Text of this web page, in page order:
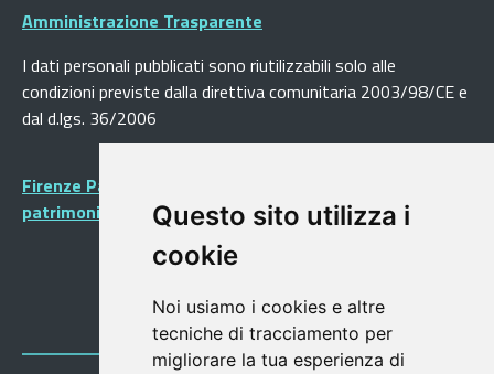
Questo sito utilizza i
cookie
Noi usiamo i cookies e altre
tecniche di tracciamento per
migliorare la tua esperienza di
Amministrazione Trasparente
I dati personali pubblicati sono riutilizzabili solo alle
condizioni previste dalla direttiva comunitaria 2003/98/CE e
dal d.lgs. 36/2006
Firenze Patrimonio Mondiale - Centro storico di Firenze
patrimonio dell’Umanità